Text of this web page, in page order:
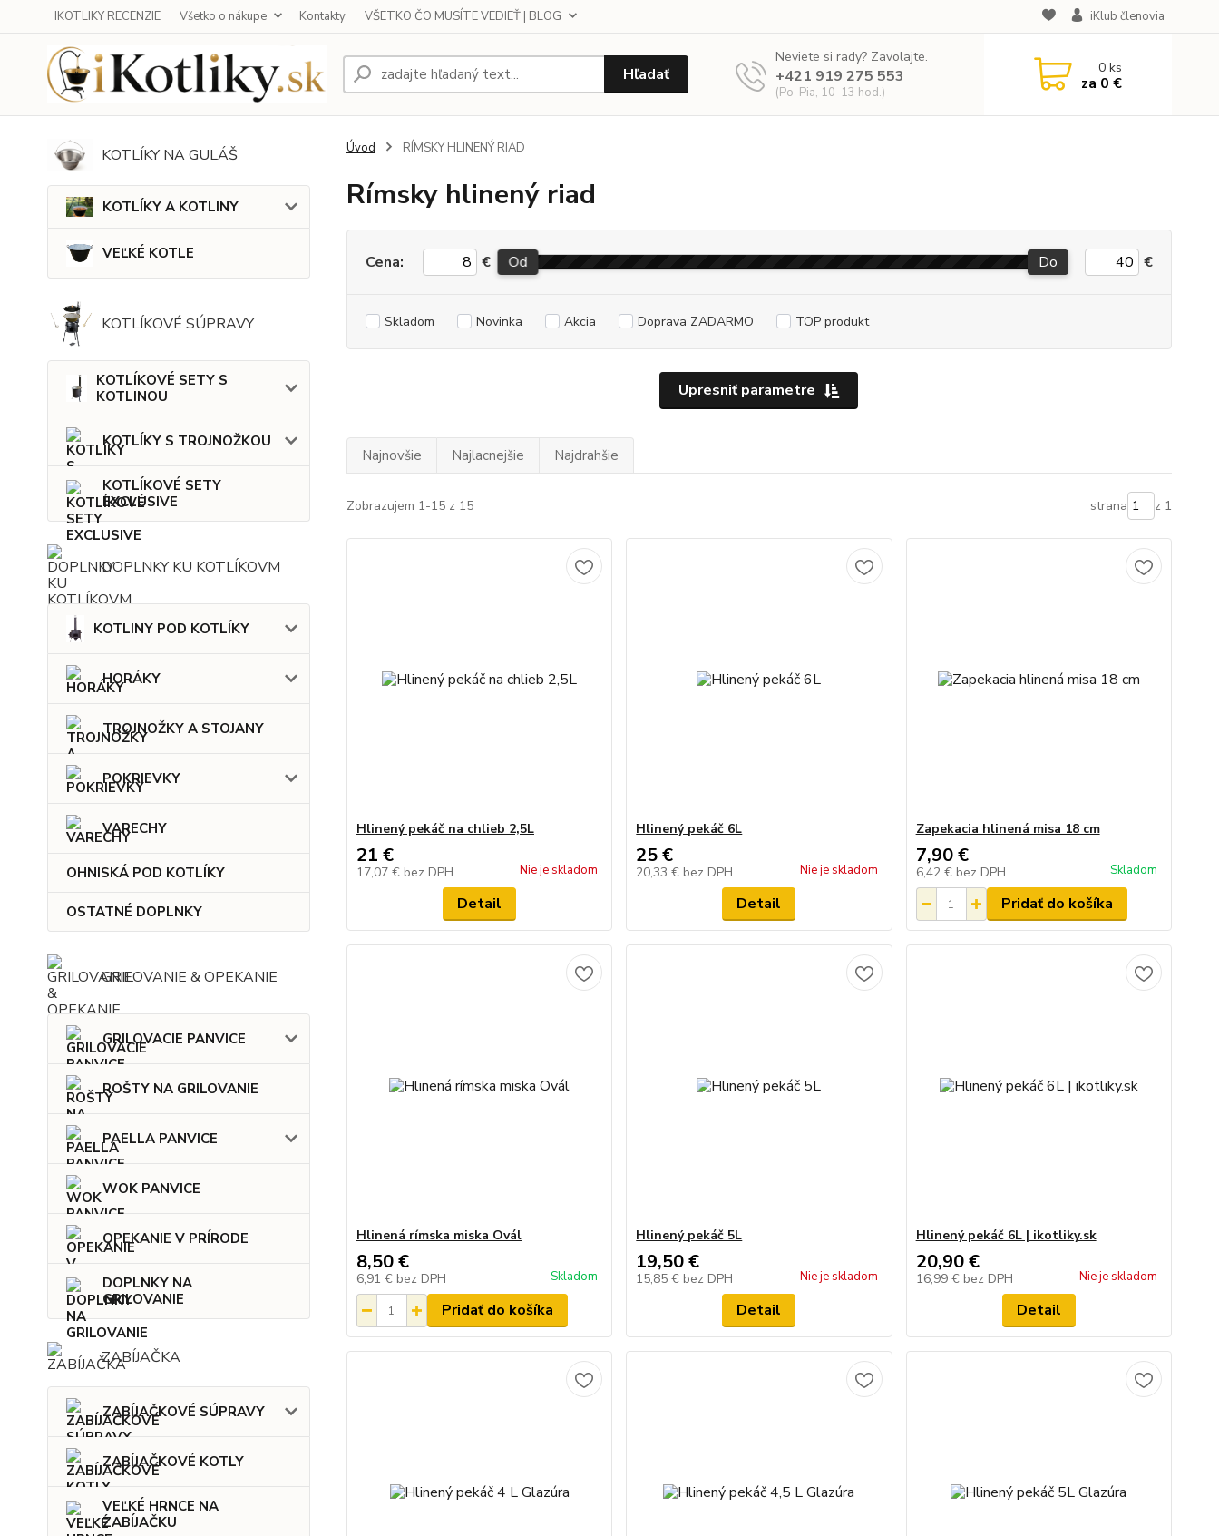
IKOTLIKY RECENZIE Všetko o nákupe Kontakty VŠETKO ČO MUSÍTE VEDIEŤ | BLOG iKlub členovia
Hľadať
Neviete si rady? Zavolajte.
+421 919 275 553
(Po-Pia, 10-13 hod.)
0ks
za 0 €
KOTLÍKY NA GULÁŠ
KOTLÍKY A KOTLINY
VEĽKÉ KOTLE
KOTLÍKOVÉ SÚPRAVY
KOTLÍKOVÉ SETY S
KOTLINOU
KOTLÍKY S TROJNOŽKOU
KOTLÍKOVÉ SETY
EXCLUSIVE
DOPLNKY KU KOTLÍKOVM
KOTLINY POD KOTLÍKY
HORÁKY
TROJNOŽKY A STOJANY
POKRIEVKY
VARECHY
OHNISKÁ POD KOTLÍKY
OSTATNÉ DOPLNKY
GRILOVANIE & OPEKANIE
GRILOVACIE PANVICE
ROŠTY NA GRILOVANIE
PAELLA PANVICE
WOK PANVICE
OPEKANIE V PRÍRODE
DOPLNKY NA
GRILOVANIE
ZABÍJAČKA
ZABÍJAČKOVÉ SÚPRAVY
ZABÍJAČKOVÉ KOTLY
VEĽKÉ HRNCE NA
ZABÍJAČKU
Úvod RÍMSKY HLINENÝ RIAD
Rímsky hlinený riad
Upresniť parametre
Cena: € Od Do €
Skladom Novinka Akcia Doprava ZADARMO TOP produkt
Najnovšie Najlacnejšie Najdrahšie
Zobrazujem 1-15 z 15 strana z 1
Hlinený pekáč na chlieb 2,5L
21 €
17,07 € bez DPH Nie je skladom
Detail
Hlinený pekáč 6L
25 €
20,33 € bez DPH Nie je skladom
Detail
Zapekacia hlinená misa 18 cm
7,90 €
6,42 € bez DPH Skladom
Pridať do košíka
Hlinená rímska miska Ovál
8,50 €
6,91 € bez DPH Skladom
Pridať do košíka
Hlinený pekáč 5L
19,50 €
15,85 € bez DPH Nie je skladom
Detail
Hlinený pekáč 6L | ikotliky.sk
20,90 €
16,99 € bez DPH Nie je skladom
Detail